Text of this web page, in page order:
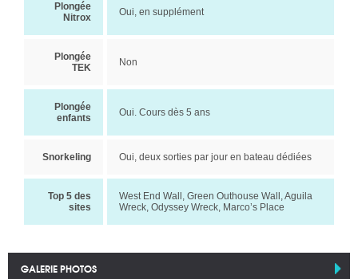
Plongée
Nitrox
Oui, en supplément
Plongée
TEK
Non
Plongée
enfants
Oui. Cours dès 5 ans
Snorkeling Oui, deux sorties par jour en bateau dédiées
Top 5 des
sites
West End Wall, Green Outhouse Wall, Aguila
Wreck, Odyssey Wreck, Marco’s Place
GALERIE PHOTOS